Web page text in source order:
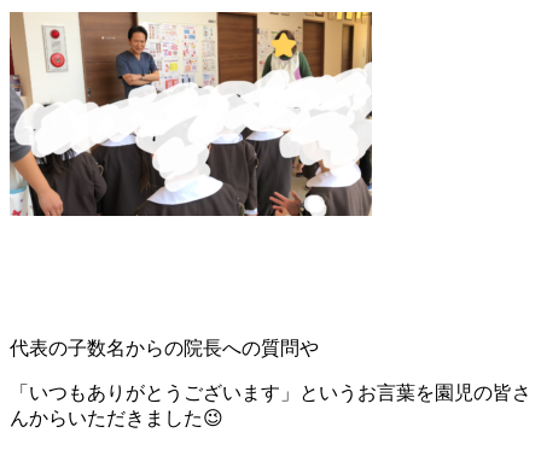
代表の子数名からの院長への質問や
「いつもありがとうございます」というお言葉を園児の皆さ
んからいただきました😉